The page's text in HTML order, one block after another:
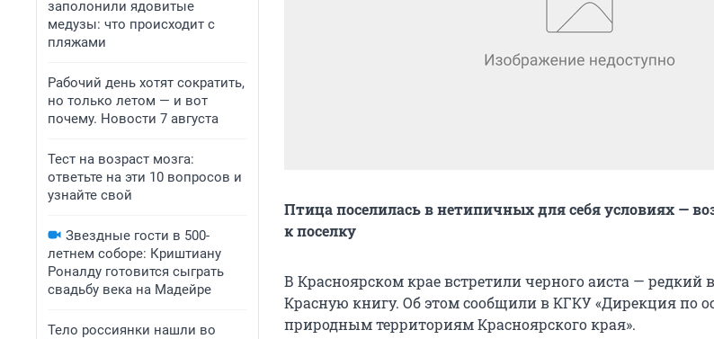
заполонили ядовитые
медузы: что происходит с
пляжами
Рабочий день хотят сократить,
но только летом — и вот
почему. Новости 7 августа
Тест на возраст мозга:
ответьте на эти 10 вопросов и
узнайте свой
Звездные гости в 500-
летнем соборе: Криштиану
Роналду готовится сыграть
свадьбу века на Мадейре
Тело россиянки нашли во
Птица поселилась в нетипичных для себя условиях —
к поселку
В Красноярском крае встретили черного аиста — редкий
Красную книгу. Об этом сообщили в КГКУ «Дирекция по
природным территориям Красноярского края».